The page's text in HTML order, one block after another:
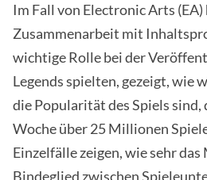
Im Fall von Electronic Arts (EA)
Zusammenarbeit mit
wichtige Rolle bei der
Legends spielten, gezeigt, wie
die Popularität des Spiels sind,
Woche über 25 Millionen
Einzelfälle zeigen, wie sehr
Bindeglied zwischen